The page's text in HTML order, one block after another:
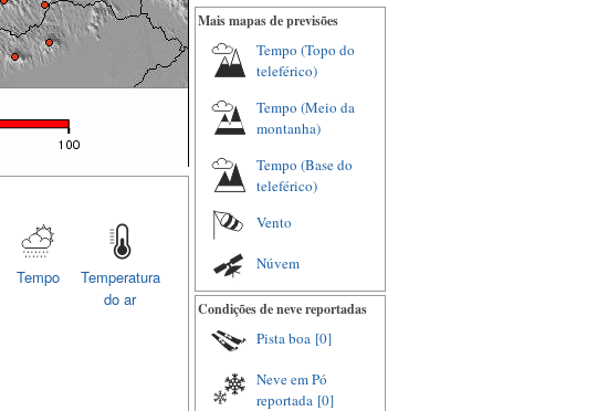
Temperatura
do ar
Tempo
Mais mapas de previsões
Tempo (Topo do
teleférico)
Tempo (Meio da
montanha)
Tempo (Base do
teleférico)
Vento
Núvem
Condições de neve reportadas
Pista boa [0]
Neve em Pó
reportada [0]